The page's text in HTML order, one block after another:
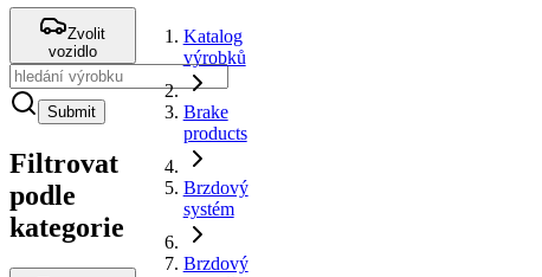
Zvolit
vozidlo
Submit
Filtrovat
podle
kategorie
Katalog
výrobků
Brake
products
Brzdový
systém
Brzdový